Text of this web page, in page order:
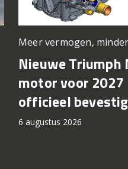
Meer vermogen,
Nieuwe Triumph
motor voor 2027
officieel
6 augustus 2026